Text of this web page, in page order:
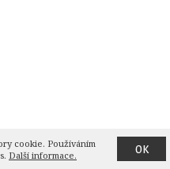
cookie. Používáním
Další informace. OK